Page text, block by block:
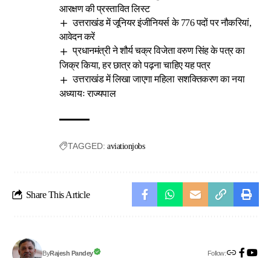
आरक्षण की प्रस्तावित लिस्ट
उत्तराखंड में जूनियर इंजीनियर्स के 776 पदों पर नौकरियां,
आवेदन करें
प्रधानमंत्री ने शौर्य चक्र विजेता वरुण सिंह के पत्र का
जिक्र किया, हर छात्र को पढ़ना चाहिए यह पत्र
उत्तराखंड में लिखा जाएगा महिला सशक्तिकरण का नया
अध्यायः राज्यपाल
TAGGED: aviationjobs
Share This Article
ByRajesh Pandey Follow: